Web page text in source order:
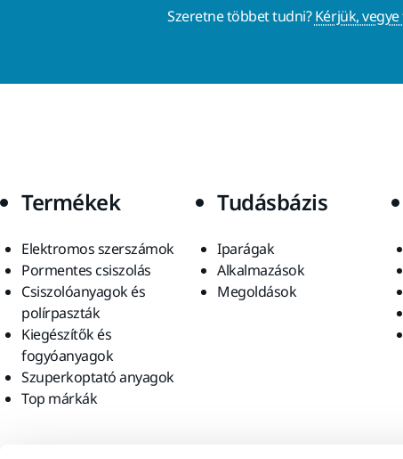
Szeretne többet tudni?Kérjük,
Termékek
Elektromos szerszámok
Pormentes csiszolás
Csiszolóanyagok és
polírpaszták
Kiegészítők és
fogyóanyagok
Szuperkoptató anyagok
Top márkák
Tudásbázis
Iparágak
Alkalmazások
Megoldások